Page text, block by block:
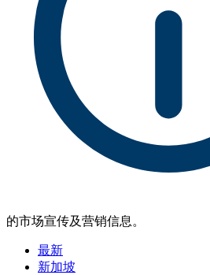
的市场宣传及营销信息。
最新
新加坡